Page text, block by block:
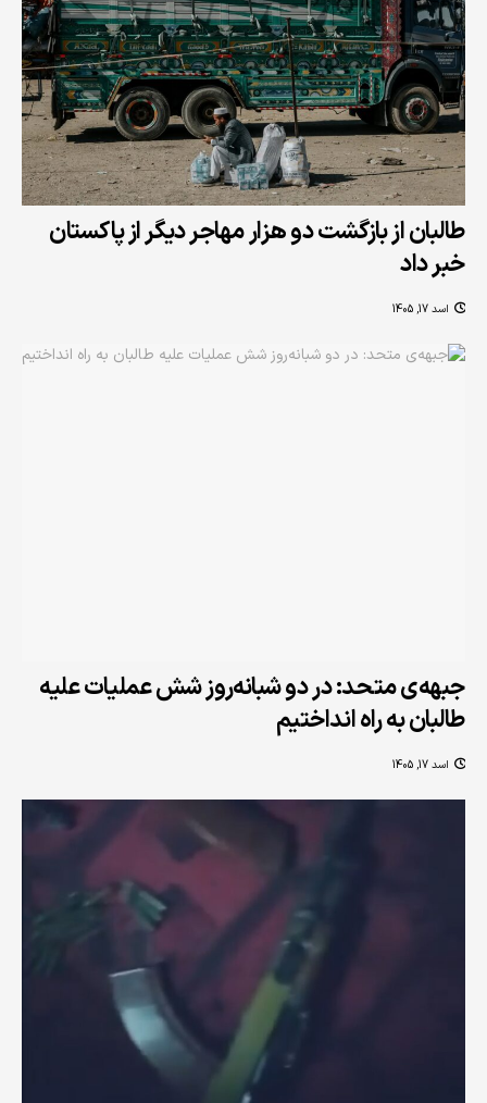
طالبان از بازگشت دو هزار مهاجر دیگر از پاکستان
خبر داد
اسد 17, 1405
جبهه‌ی متحد: در دو شبانه‌روز شش عملیات علیه
طالبان به راه انداختیم
اسد 17, 1405